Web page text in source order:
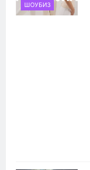
ШОУБИЗ